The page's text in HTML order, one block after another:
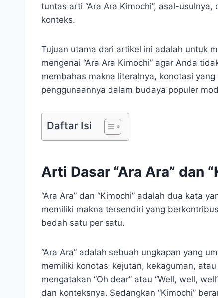
tuntas arti “Ara Ara Kimochi”, asal-
konteks.
Tujuan utama dari artikel ini adalah untuk
mengenai “Ara Ara Kimochi” agar Anda
membahas makna literalnya, konotasi
penggunaannya dalam budaya populer
Daftar Isi
Arti Dasar “Ara Ara” dan
“Ara Ara” dan “Kimochi” adalah dua kata
memiliki makna tersendiri yang
bedah satu per satu.
“Ara Ara” adalah sebuah ungkapan yang
memiliki konotasi kejutan, kekaguman,
mengatakan “Oh dear” atau “Well, well,
dan konteksnya. Sedangkan “Kimochi”